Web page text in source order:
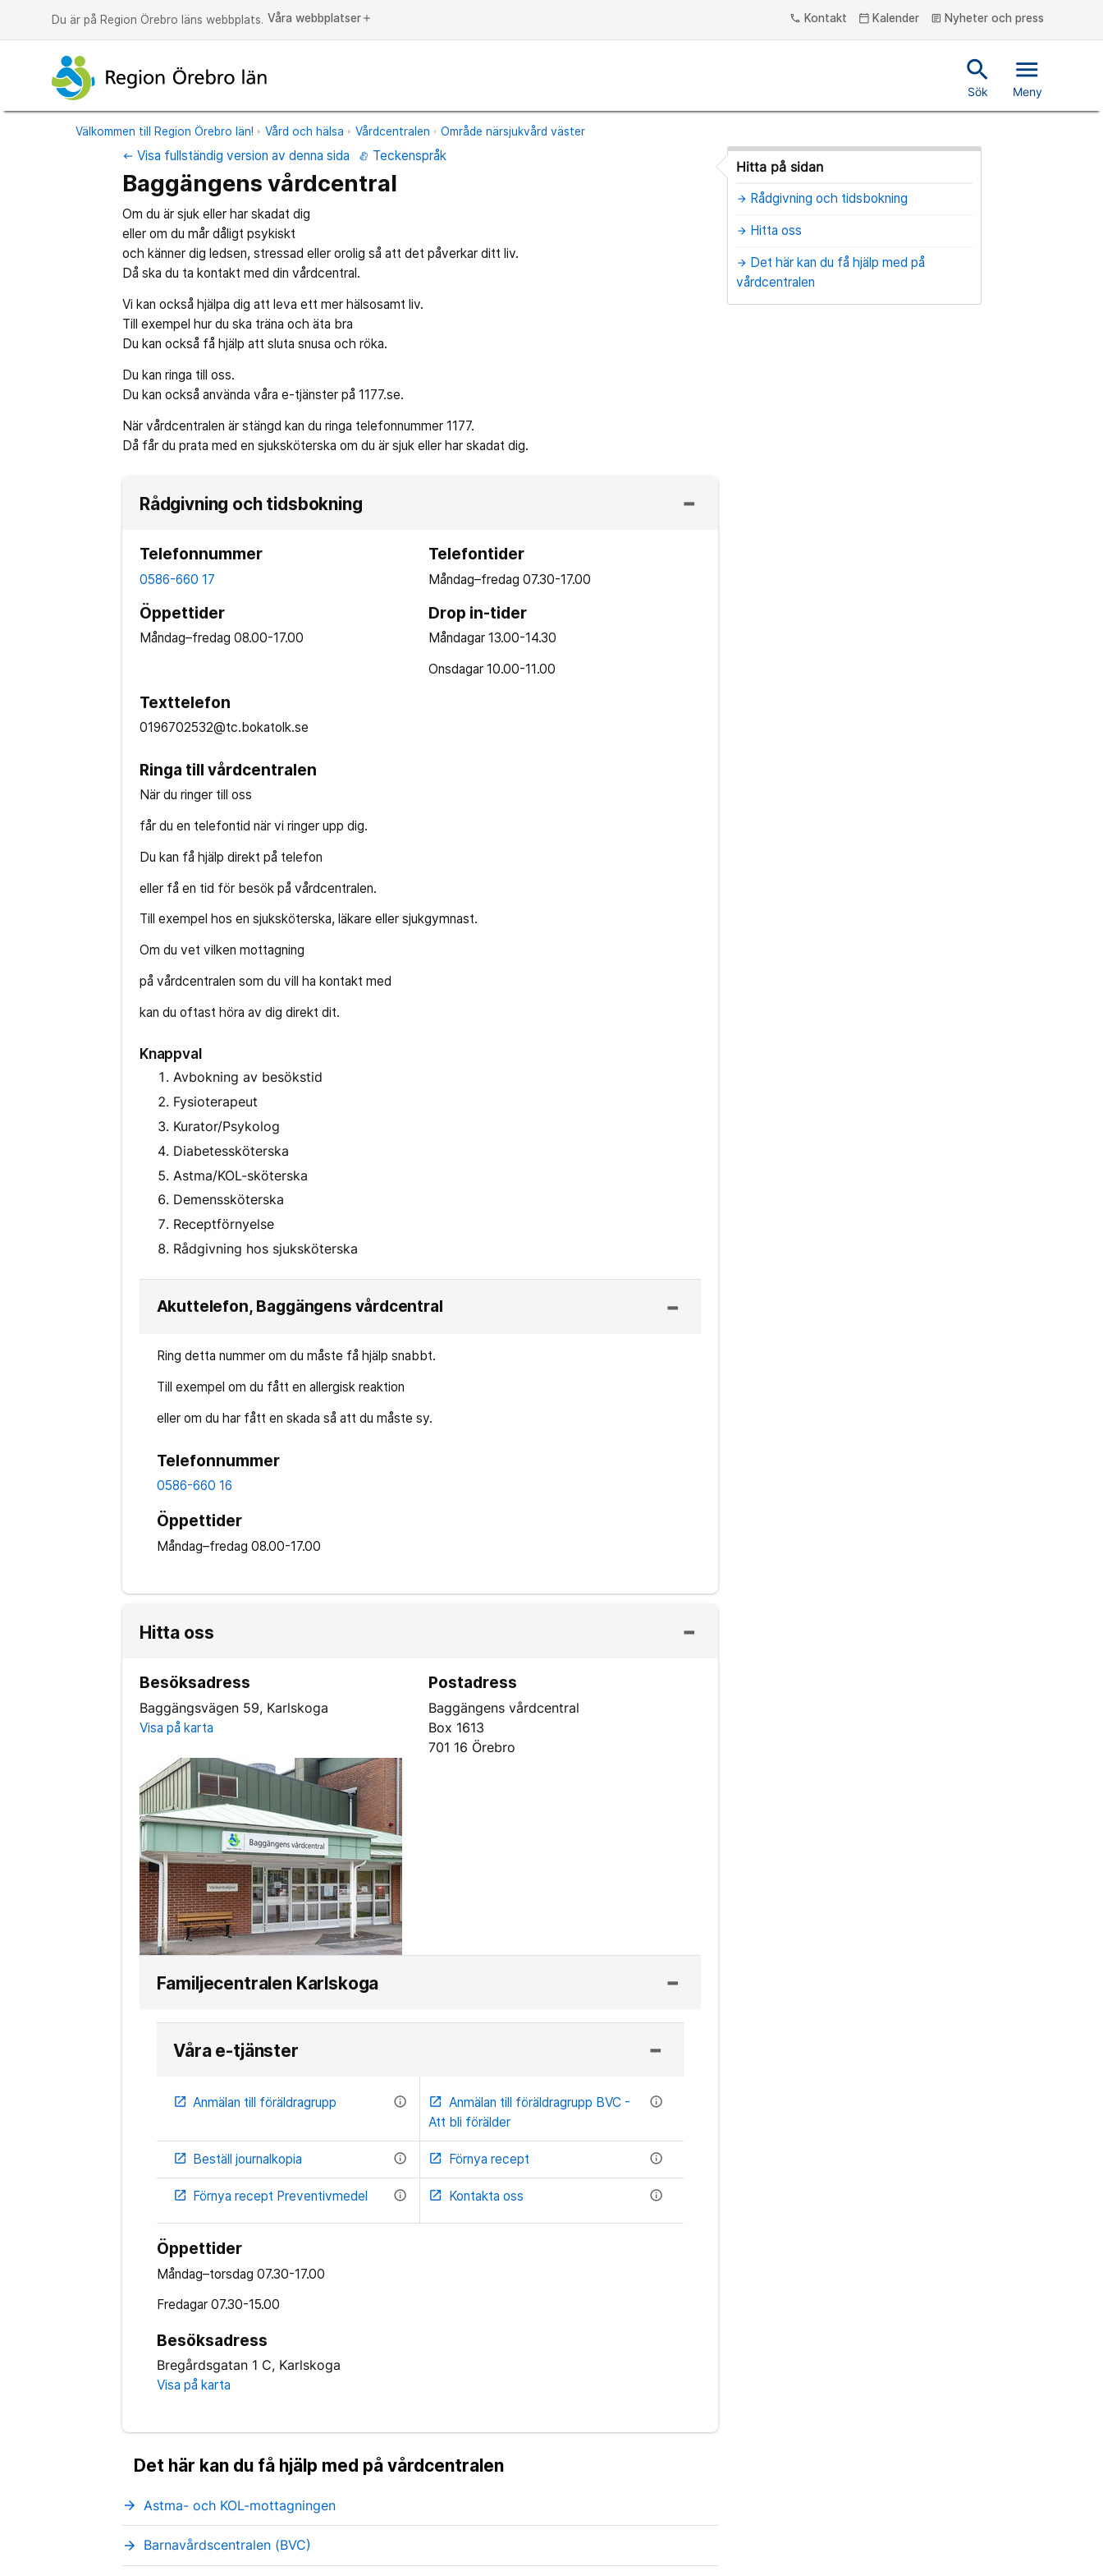
Du är på Region Örebro läns webbplats. Våra webbplatser add phone Kontakt calendar_today Kalender article Nyheter och press
search
Sök
menu
Meny
Välkommen till Region Örebro län! Vård och hälsa Vårdcentralen Område närsjukvård väster
keyboard_backspace Visa fullständig version av denna sida Teckenspråk
Baggängens vårdcentral
Om du är sjuk eller har skadat dig
eller om du mår dåligt psykiskt
och känner dig ledsen, stressad eller orolig så att det påverkar ditt liv.
Då ska du ta kontakt med din vårdcentral.
Vi kan också hjälpa dig att leva ett mer hälsosamt liv.
Till exempel hur du ska träna och äta bra
Du kan också få hjälp att sluta snusa och röka.
Du kan ringa till oss.
Du kan också använda våra e-tjänster på 1177.se.
När vårdcentralen är stängd kan du ringa telefonnummer 1177.
Då får du prata med en sjuksköterska om du är sjuk eller har skadat dig.
Rådgivning och tidsbokning
Telefonnummer
0586-660 17
Telefontider
Måndag–fredag 07.30-17.00
Öppettider
Måndag–fredag 08.00-17.00
Drop in-tider
Måndagar 13.00-14.30
Onsdagar 10.00-11.00
Texttelefon
0196702532@tc.bokatolk.se
Ringa till vårdcentralen
När du ringer till oss
får du en telefontid när vi ringer upp dig.
Du kan få hjälp direkt på telefon
eller få en tid för besök på vårdcentralen.
Till exempel hos en sjuksköterska, läkare eller sjukgymnast.
Om du vet vilken mottagning
på vårdcentralen som du vill ha kontakt med
kan du oftast höra av dig direkt dit.
Knappval
Avbokning av besökstid
Fysioterapeut
Kurator/Psykolog
Diabetessköterska
Astma/KOL-sköterska
Demenssköterska
Receptförnyelse
Rådgivning hos sjuksköterska
Akuttelefon, Baggängens vårdcentral
Ring detta nummer om du måste få hjälp snabbt.
Till exempel om du fått en allergisk reaktion
eller om du har fått en skada så att du måste sy.
Telefonnummer
0586-660 16
Öppettider
Måndag–fredag 08.00-17.00
Hitta oss
Besöksadress
Baggängsvägen 59, Karlskoga
Visa på karta
Postadress
Baggängens vårdcentral
Box 1613
701 16 Örebro
Familjecentralen Karlskoga
Våra e-tjänster
open_in_new Anmälan till föräldragrupp info open_in_new Anmälan till föräldragrupp BVC -
Att bli förälder
info
open_in_new Beställ journalkopia info open_in_new Förnya recept info
open_in_new Förnya recept Preventivmedel info open_in_new Kontakta oss info
Öppettider
Måndag–torsdag 07.30-17.00
Fredagar07.30-15.00
Besöksadress
Bregårdsgatan 1 C, Karlskoga
Visa på karta
Det här kan du få hjälp med på vårdcentralen
arrow_forward Astma- och KOL-mottagningen
arrow_forward Barnavårdscentralen (BVC)
Hitta på sidan
arrow_forward Rådgivning och tidsbokning
arrow_forward Hitta oss
arrow_forward Det här kan du få hjälp med på
vårdcentralen